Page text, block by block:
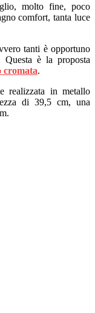
molto fine, poco
comfort, tanta luce
tanti è opportuno
Questa è la proposta
cromata.
realizzata in metallo
di 39,5 cm, una